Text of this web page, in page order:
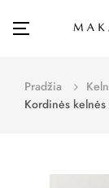
Toggle
☰
Pradžia
Kordinės